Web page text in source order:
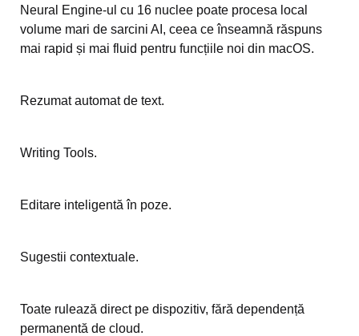
Neural Engine-ul cu 16 nuclee poate procesa local
volume mari de sarcini AI, ceea ce înseamnă răspuns
mai rapid și mai fluid pentru funcțiile noi din macOS.
Rezumat automat de text.
Writing Tools.
Editare inteligentă în poze.
Sugestii contextuale.
Toate rulează direct pe dispozitiv, fără dependență
permanentă de cloud.